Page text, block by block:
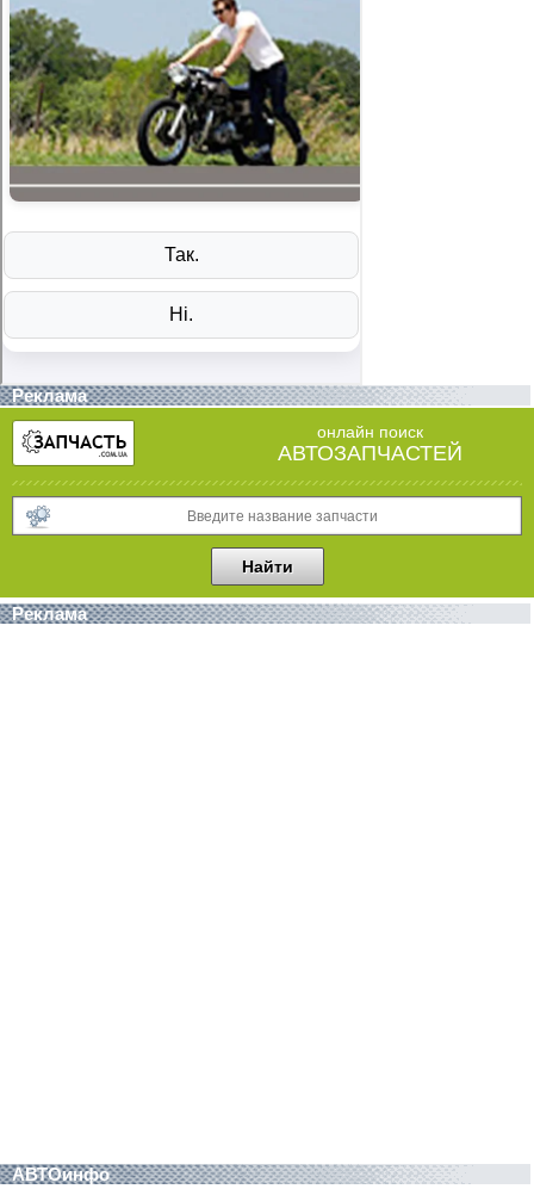
Реклама
онлайн поиск
АВТОЗАПЧАСТЕЙ
Реклама
АВТОинфо